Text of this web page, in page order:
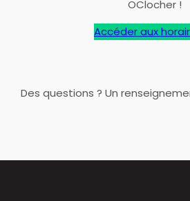
OClocher !
Accéder aux
Des questions ? Un